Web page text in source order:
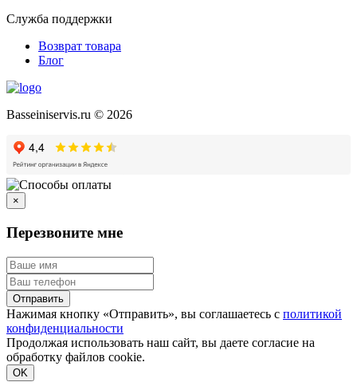
Служба поддержки
Возврат товара
Блог
Basseiniservis.ru © 2026
×
Перезвоните мне
Отправить
Нажимая кнопку «Отправить», вы соглашаетесь с политикой
конфиденциальности
Продолжая использовать наш сайт, вы даете согласие на
обработку файлов cookie.
OK